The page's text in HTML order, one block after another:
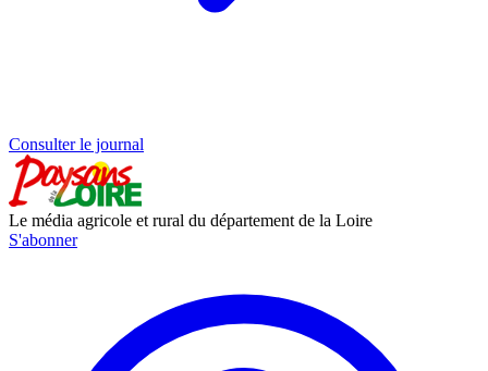
Consulter le journal
Le média agricole et rural du département de la Loire
S'abonner